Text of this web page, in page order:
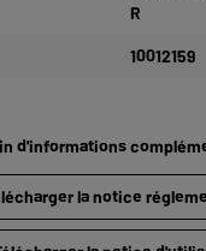
R
10012159
d'informations
la notice